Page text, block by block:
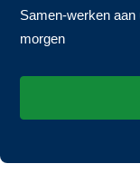
Samen-werken
morgen